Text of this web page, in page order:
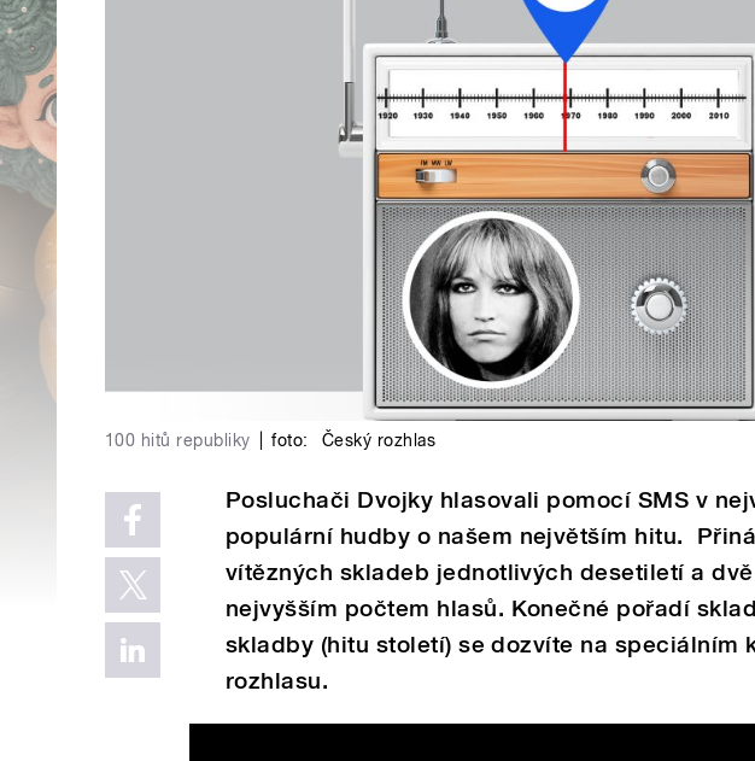
100 hitů republiky foto: Český rozhlas
Posluchači Dvojky hlasovali pomocí SMS v
populární hudby o našem největším hitu.
vítězných skladeb jednotlivých desetiletí a
nejvyšším počtem hlasů. Konečné pořadí
skladby (hitu století) se dozvíte na speciálním
rozhlasu.